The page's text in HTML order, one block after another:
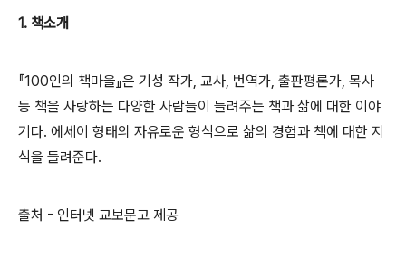
1. 책소개
『100인의 책마을』은 기성 작가, 교사, 번역가, 출판평론가, 목사
등 책을 사랑하는 다양한 사람들이 들려주는 책과 삶에 대한 이야
기다. 에세이 형태의 자유로운 형식으로 삶의 경험과 책에 대한 지
식을 들려준다.
출처 - 인터넷 교보문고 제공